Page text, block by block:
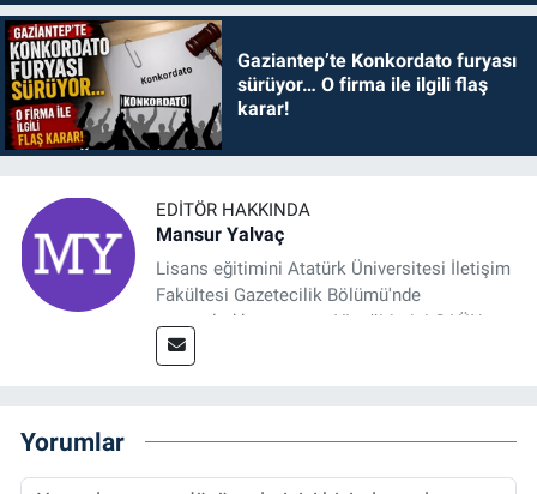
Gaziantep’te Konkordato furyası
sürüyor… O firma ile ilgili flaş
karar!
EDITÖR HAKKINDA
Mansur Yalvaç
Lisans eğitimini Atatürk Üniversitesi İletişim
Fakültesi Gazetecilik Bölümü'nde
tamamladıktan sonra, YL eğitimini GAÜN
Sosyal Bilimler Enstitüsü'nde İletişim ve T. D.
Spor, Sağlık ve Ekonomi Editörü olarak
Yorumlar